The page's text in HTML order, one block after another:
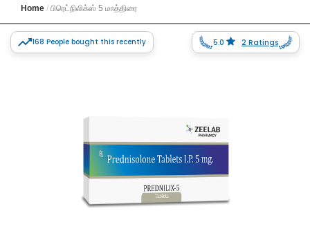
Home பிரெட்நிலிக்ஸ் 5 மாத்திரை
168 People bought this recently 5.0 2 Ratings